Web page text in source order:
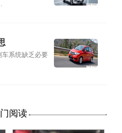
系统缺乏必要
阅读